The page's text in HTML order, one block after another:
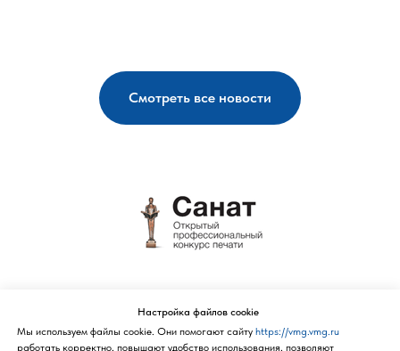
Смотреть все новости
Настройка файлов cookie
Мы используем файлы cookie. Они помогают сайту https://vmg.vmg.ru
работать корректно, повышают удобство использования, позволяют